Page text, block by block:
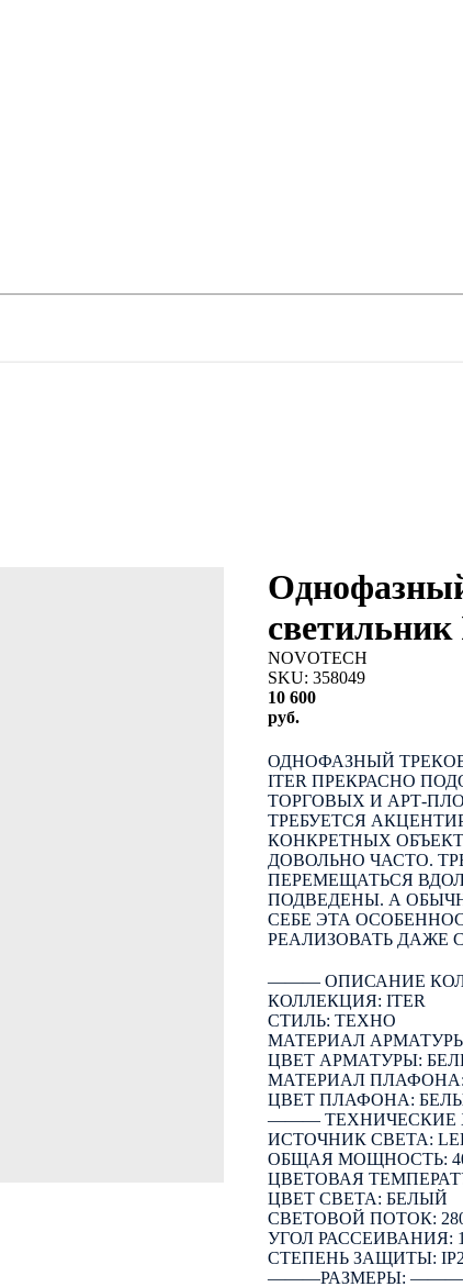
NOVOTECH
SKU: 358049
10 600
руб.
ОДНОФАЗНЫЙ
ITER ПРЕКРАСНО
ТОРГОВЫХ И АРТ-
ТРЕБУЕТСЯ
КОНКРЕТНЫХ
ДОВОЛЬНО ЧАСТО.
ПЕРЕМЕЩАТЬСЯ
ПОДВЕДЕНЫ. А
СЕБЕ ЭТА
РЕАЛИЗОВАТЬ ДАЖЕ
――― ОПИСАНИЕ
КОЛЛЕКЦИЯ: ITER
СТИЛЬ: ТЕХНО
МАТЕРИАЛ
ЦВЕТ АРМАТУРЫ:
МАТЕРИАЛ
ЦВЕТ ПЛАФОНА:
――― ТЕХНИЧЕСКИЕ
ИСТОЧНИК СВЕТА:
ОБЩАЯ МОЩНОСТЬ:
ЦВЕТОВАЯ
ЦВЕТ СВЕТА: БЕЛЫЙ
СВЕТОВОЙ ПОТОК:
УГОЛ РАССЕИВАНИЯ:
СТЕПЕНЬ ЗАЩИТЫ:
―――РАЗМЕРЫ: ―――